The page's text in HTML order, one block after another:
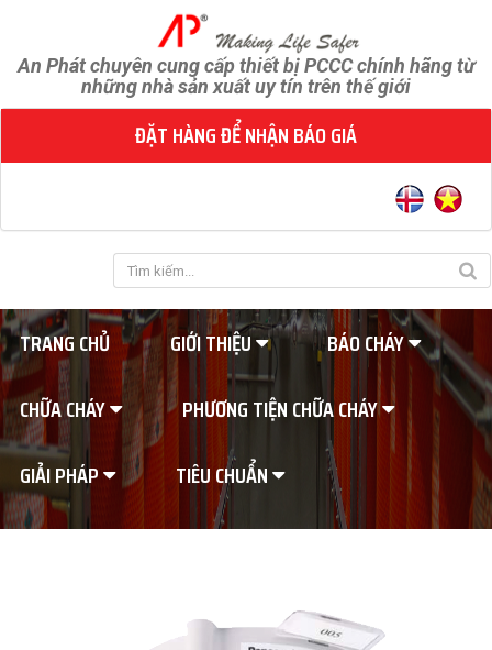
An Phát chuyên cung cấp thiết bị PCCC chính hãng từ
những nhà sản xuất uy tín trên thế giới
ĐẶT HÀNG ĐỂ NHẬN BÁO GIÁ
TRANG CHỦ GIỚI THIỆU
BÁO CHÁY
CHỮA CHÁY
PHƯƠNG TIỆN CHỮA CHÁY
GIẢI PHÁP
TIÊU CHUẨN